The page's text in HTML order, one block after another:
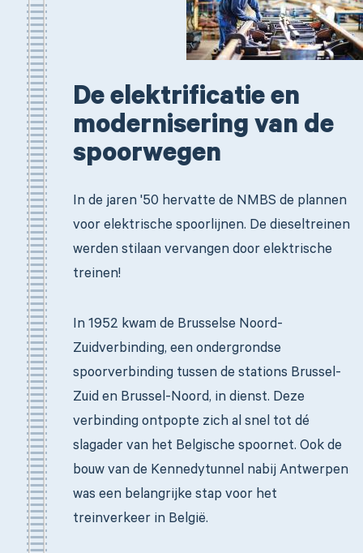
De elektrificatie en
modernisering van de
spoorwegen
In de jaren '50 hervatte de NMBS de plannen
voor elektrische spoorlijnen. De dieseltreinen
werden stilaan vervangen door elektrische
treinen!
In 1952 kwam de Brusselse Noord-
Zuidverbinding, een ondergrondse
spoorverbinding tussen de stations Brussel-
Zuid en Brussel-Noord, in dienst. Deze
verbinding ontpopte zich al snel tot dé
slagader van het Belgische spoornet. Ook de
bouw van de Kennedytunnel nabij Antwerpen
was een belangrijke stap voor het
treinverkeer in België.